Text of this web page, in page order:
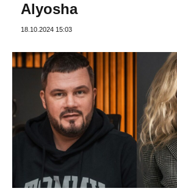
Alyosha
18.10.2024 15:03